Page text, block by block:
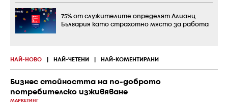
НАЙ-НОВО НАЙ-ЧЕТЕНИ НАЙ-КОМЕНТИРАНИ
Бизнес стойността на по-доброто
потребителско изживяване
МАРКЕТИНГ
75% от служителите определят Алианц
България като страхотно място за работа